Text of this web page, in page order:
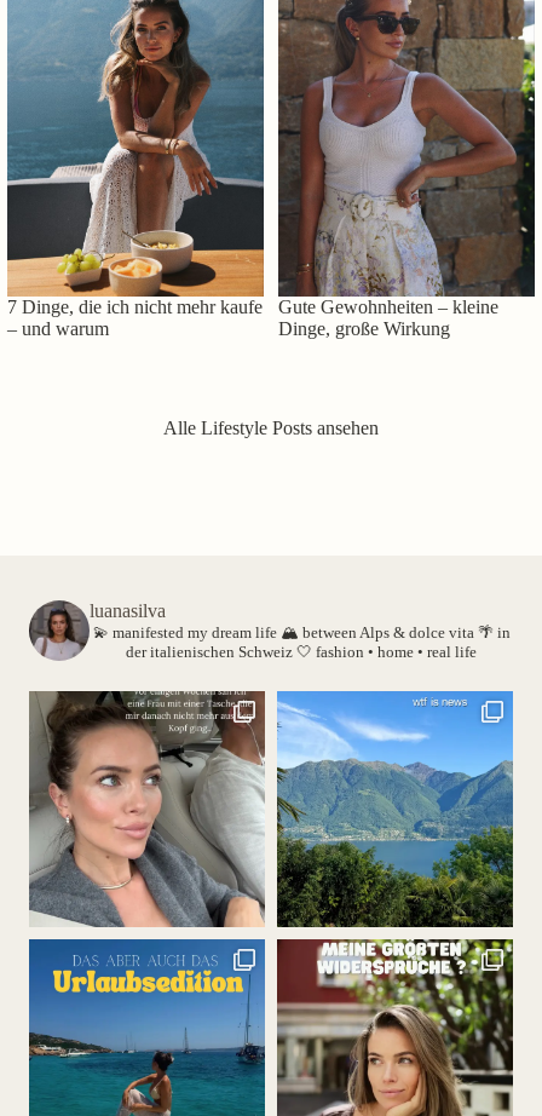
7 Dinge, die ich nicht mehr kaufe
– und warum
Gute Gewohnheiten – kleine
Dinge, große Wirkung
Alle Lifestyle Posts ansehen
luanasilva
💫 manifested my dream life 🏔️ between Alps & dolce vita 🌴 in
der italienischen Schweiz 🤍 fashion • home • real life